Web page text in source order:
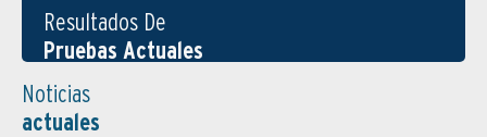
Resultados De
Pruebas Actuales
Noticias
actuales